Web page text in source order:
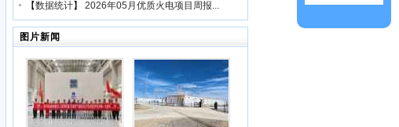
【数据统计】 2026年05月优质火电项目周报...
图片新闻